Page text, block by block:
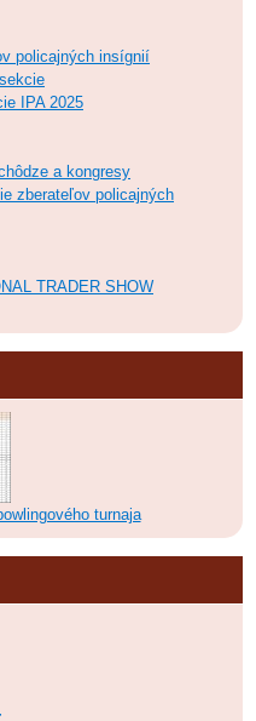
policajných insígnií
IPA 2025
a kongresy
zberateľov policajných
TRADER SHOW
turnaja